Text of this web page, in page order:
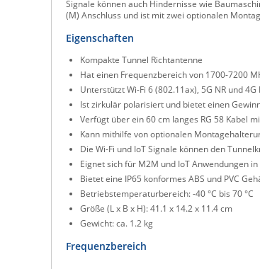
Signale können auch Hindernisse wie
(M) Anschluss und ist mit zwei optionalen
Eigenschaften
Kompakte Tunnel Richtantenne
Hat einen Frequenzbereich von 1700-7200
Unterstützt Wi-Fi 6 (802.11ax), 5G NR und 4G
Ist zirkulär polarisiert und bietet einen
Verfügt über ein 60 cm langes RG 58 Kabel
Kann mithilfe von optionalen
Die Wi-Fi und IoT Signale können den
Eignet sich für M2M und IoT Anwendungen
Bietet eine IP65 konformes ABS und PVC
Betriebstemperaturbereich: -40 °C bis 70 °C
Größe (L x B x H): 41.1 x 14.2 x 11.4 cm
Gewicht: ca. 1.2 kg
Frequenzbereich